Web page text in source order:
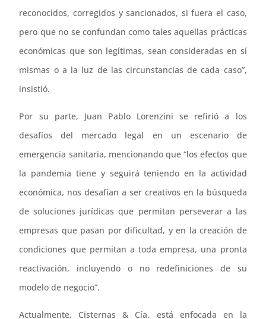
reconocidos, corregidos y sancionados, si fuera el caso,
pero que no se confundan como tales aquellas prácticas
económicas que son legítimas, sean consideradas en sí
mismas o a la luz de las circunstancias de cada caso”,
insistió.
Por su parte, Juan Pablo Lorenzini se refirió a los
desafíos del mercado legal en un escenario de
emergencia sanitaria, mencionando que “los efectos que
la pandemia tiene y seguirá teniendo en la actividad
económica, nos desafían a ser creativos en la búsqueda
de soluciones jurídicas que permitan perseverar a las
empresas que pasan por dificultad, y en la creación de
condiciones que permitan a toda empresa, una pronta
reactivación, incluyendo o no redefiniciones de su
modelo de negocio”.
Actualmente, Cisternas & Cía. está enfocada en la